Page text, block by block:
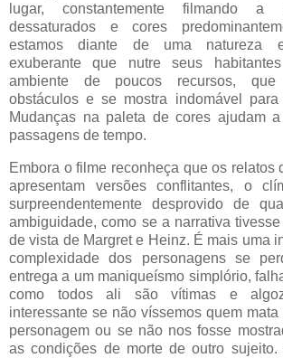
lugar, constantemente filmando
dessaturados e cores
estamos diante de uma natureza
exuberante que nutre seus
ambiente de poucos recursos, que
obstáculos e se mostra indomável para
Mudanças na paleta de cores ajudam
passagens de tempo.
Embora o filme reconheça que os relatos
apresentam versões conflitantes, o
surpreendentemente desprovido de
ambiguidade, como se a narrativa
de vista de Margret e Heinz. É mais uma
complexidade dos personagens se
entrega a um maniqueísmo simplório,
como todos ali são vítimas e
interessante se não víssemos quem
personagem ou se não nos fosse
as condições de morte de outro sujeito.